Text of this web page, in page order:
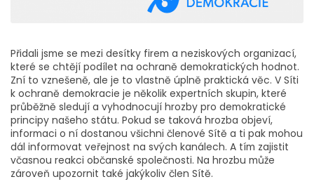
Přidali jsme se mezi desítky firem a neziskových organizací,
které se chtějí podílet na ochraně demokratických hodnot.
Zní to vznešeně, ale je to vlastně úplně praktická věc. V Síti
k ochraně demokracie je několik expertních skupin, které
průběžně sledují a vyhodnocují hrozby pro demokratické
principy našeho státu. Pokud se taková hrozba objeví,
informaci o ní dostanou všichni členové Sítě a ti pak mohou
dál informovat veřejnost na svých kanálech. A tím zajistit
včasnou reakci občanské společnosti. Na hrozbu může
zároveň upozornit také jakýkoliv člen Sítě.